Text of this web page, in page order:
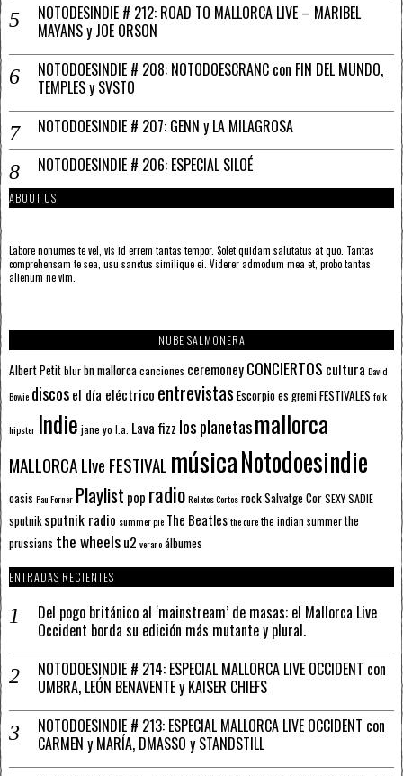
NOTODESINDIE # 212: ROAD TO MALLORCA LIVE – MARIBEL
MAYANS y JOE ORSON
NOTODOESINDIE # 208: NOTODOESCRANC con FIN DEL MUNDO,
TEMPLES y SVSTO
NOTODOESINDIE # 207: GENN y LA MILAGROSA
NOTODOESINDIE # 206: ESPECIAL SILOÉ
ABOUT US
Labore nonumes te vel, vis id errem tantas tempor. Solet quidam salutatus at quo. Tantas
comprehensam te sea, usu sanctus similique ei. Viderer admodum mea et, probo tantas
alienum ne vim.
NUBE SALMONERA
Albert Petitblurbn mallorcacanciones ceremoneyCONCIERTOS cultura David
Bowie discosel día eléctrico entrevistas Escorpioes gremiFESTIVALES folk
hipster Indie jane yo l.a. Lava fizz los planetasmallorca
MALLORCA LIve FESTIVAL músicaNotodoesindie
oasis Pau Forner Playlist pop radioRelatos CortosrockSalvatge CorSEXY SADIE
sputnik sputnik radio summer pie The Beatlesthe curethe indian summerthe
prussians the wheelsu2 veranoálbumes
ENTRADAS RECIENTES
Del pogo británico al ‘mainstream’ de masas: el Mallorca Live
Occident borda su edición más mutante y plural.
NOTODOESINDIE # 214: ESPECIAL MALLORCA LIVE OCCIDENT con
UMBRA, LEÓN BENAVENTE y KAISER CHIEFS
NOTODOESINDIE # 213: ESPECIAL MALLORCA LIVE OCCIDENT con
CARMEN y MARÍA, DMASSO y STANDSTILL